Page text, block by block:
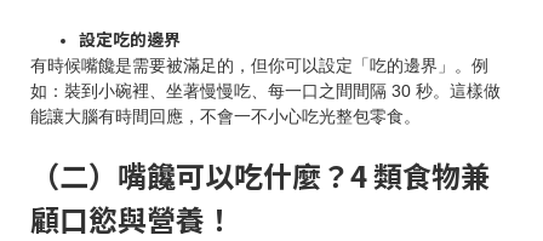
設定吃的邊界
有時候嘴饞是需要被滿足的，但你可以設定「吃的邊界」。例
如：裝到小碗裡、坐著慢慢吃、每一口之間間隔 30 秒。這樣做
能讓大腦有時間回應，不會一不小心吃光整包零食。
（二）嘴饞可以吃什麼？4 類食物兼
顧口慾與營養！